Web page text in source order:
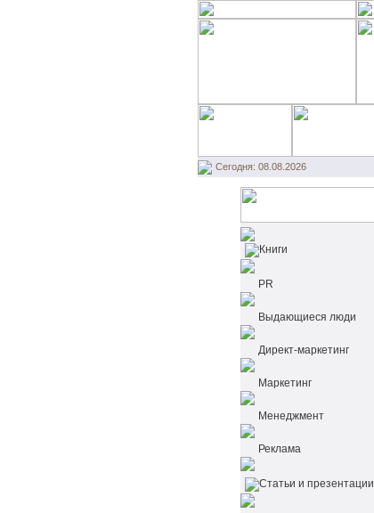
Сегодня: 08.08.2026
Книги
PR
Выдающиеся люди
Директ-маркетинг
Маркетинг
Менеджмент
Реклама
Статьи и презентации